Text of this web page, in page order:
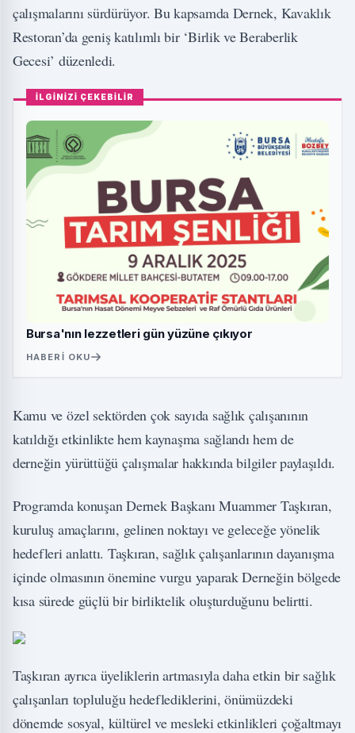
çalışmalarını sürdürüyor. Bu kapsamda Dernek, Kavaklık
Restoran’da geniş katılımlı bir ‘Birlik ve Beraberlik
Gecesi’ düzenledi.
İLGİNİZİ ÇEKEBİLİR
Bursa'nın lezzetleri gün yüzüne çıkıyor
HABERI OKU
Kamu ve özel sektörden çok sayıda sağlık çalışanının
katıldığı etkinlikte hem kaynaşma sağlandı hem de
derneğin yürüttüğü çalışmalar hakkında bilgiler paylaşıldı.
Programda konuşan Dernek Başkanı Muammer Taşkıran,
kuruluş amaçlarını, gelinen noktayı ve geleceğe yönelik
hedefleri anlattı. Taşkıran, sağlık çalışanlarının dayanışma
içinde olmasının önemine vurgu yaparak Derneğin bölgede
kısa sürede güçlü bir birliktelik oluşturduğunu belirtti.
Taşkıran ayrıca üyeliklerin artmasıyla daha etkin bir sağlık
çalışanları topluluğu hedeflediklerini, önümüzdeki
dönemde sosyal, kültürel ve mesleki etkinlikleri çoğaltmayı